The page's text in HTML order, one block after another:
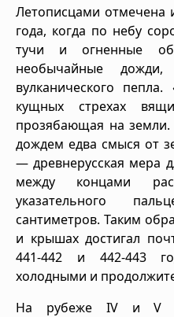
Летописцами отмечена
года, когда по небу
тучи и огненные
необычайные
вулканического
кущных стрехах
прозябающая на
дождем едва смыся от
— древнерусская мера
между концами
указательного
сантиметров. Таким
и крышах достигал
441-442 и 442-443
холодными и
На рубеже IV и V